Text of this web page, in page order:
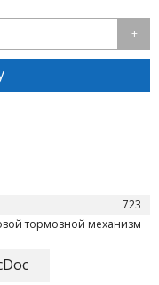
+
723
тормозной механизм